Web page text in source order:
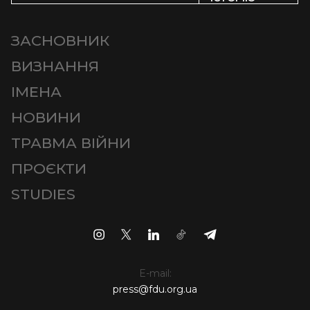
ЗАСНОВНИК
ВИЗНАННЯ
ІМЕНА
НОВИНИ
ТРАВМА ВІЙНИ
ПРОЄКТИ
STUDIES
E-mail:
press@fdu.org.ua